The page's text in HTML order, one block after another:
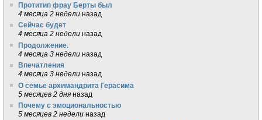
Протитип фрау Берты был
4 месяца 2 недели назад
Сейчас будет
4 месяца 2 недели назад
Продолжение.
4 месяца 3 недели назад
Впечатления
4 месяца 3 недели назад
О семье архимандрита Герасима
5 месяцев 2 дня назад
Почему с эмоциональностью
5 месяцев 2 недели назад